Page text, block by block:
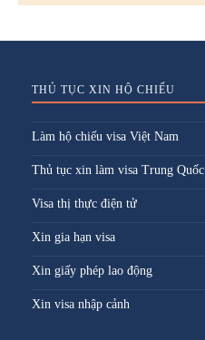
THỦ TỤC XIN HỘ CHIẾU
Làm hộ chiếu visa Việt Nam
Thủ tục xin làm visa Trung Quốc
Visa thị thực điện tử
Xin gia hạn visa
Xin giấy phép lao động
Xin visa nhập cảnh